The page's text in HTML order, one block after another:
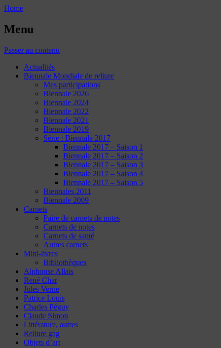
Home
Menu
Passer au contenu
Actualités
Biennale Mondiale de reliure
Mes participations
Biennale 2026
Biennale 2024
Biennale 2022
Biennale 2021
Biennale 2019
Série : Biennale 2017
Biennale 2017 – Saison 1
Biennale 2017 – Saison 2
Biennale 2017 – Saison 3
Biennale 2017 – Saison 4
Biennale 2017 – Saison 5
Biennales 2011
Biennale 2009
Carnets
Paire de carnets de notes
Carnets de notes
Carnets de santé
Autres carnets
Mini-livres
Bibliothèques
Alphonse Allais
René Char
Jules Verne
Patrice Louis
Charles Péguy
Claude Simon
Littérature, autres
Reliure gag
Objets d’art